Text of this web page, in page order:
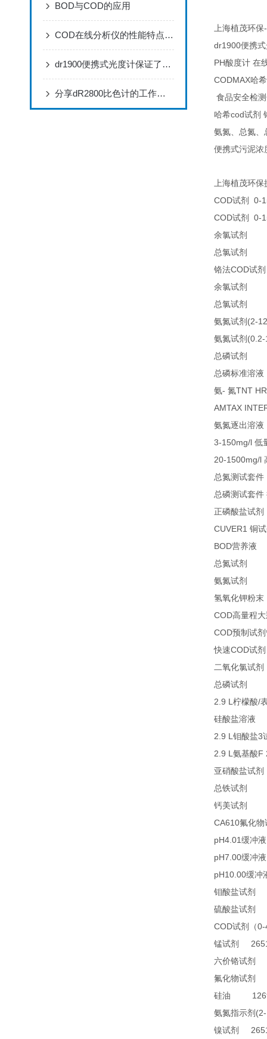
BOD与COD的应用
COD在线分析仪的性能特点，赶快来了解一下吧!
dr1900便携式光度计保证了分析结果的可靠性准确
分享dR2800比色计的工作原理
上海植茂环保-
dr1900便携
PH酸度计 在
CODMAX哈
食品安全检
哈希cod试剂
氨氮、总氮、
便携式污泥浓
上海植茂环保
COD试剂
0-
COD试剂 0-
余氯试剂
总氯试剂
铬法COD试剂
余氯试剂
总氯试剂
氨氮试剂 (2-
氨氮试剂
总磷试剂
总磷标准溶液
氨- 氮TNT HR
AMTAX
氨氮逐出溶液
3-150mg/l 低
20-1500mg/l
总氮测试套件
总磷测试套件
正磷酸盐试剂
CUVER1 铜
BOD营养液
总氮试剂
氨氮试剂
氢氧化钾粉末
COD高量程
COD预制试
快速COD试剂
二氧化氯试剂
总磷试剂
2.9 L 柠檬酸/
硅酸盐溶液
2.9 L 钼酸盐3
2.9 L 氨基酸F
亚硝酸盐试剂
总铁试剂
钙美试剂
CA610氟化物
pH4.01 缓冲液
pH7.00缓冲液
pH10.00缓冲
钼酸盐试剂
硫酸盐试剂
COD试剂（
锰试剂
六价铬试剂
氟化物试剂
硅油
氨氮指示剂
镍试剂